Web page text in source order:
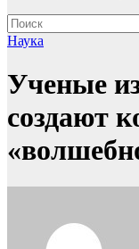
Наука
Ученые
создают